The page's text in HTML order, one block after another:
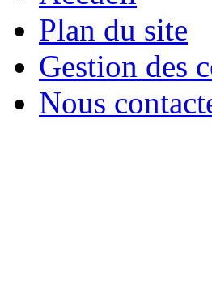
Plan du site
Gestion des
Nous